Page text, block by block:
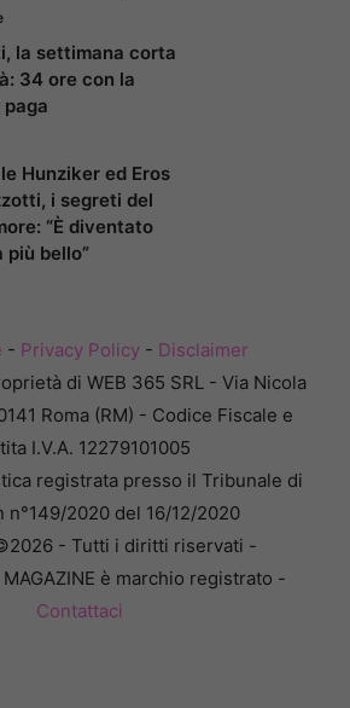
la settimana corta
34 ore con la
Hunziker ed Eros
i segreti del
“È diventato
più bello”
- Privacy Policy- Disclaimer
di WEB 365 SRL - Via Nicola
Roma (RM) - Codice Fiscale e
I.V.A. 12279101005
registrata presso il Tribunale di
n°149/2020 del 16/12/2020
- Tutti i diritti riservati -
MAGAZINE è marchio registrato -
Contattaci